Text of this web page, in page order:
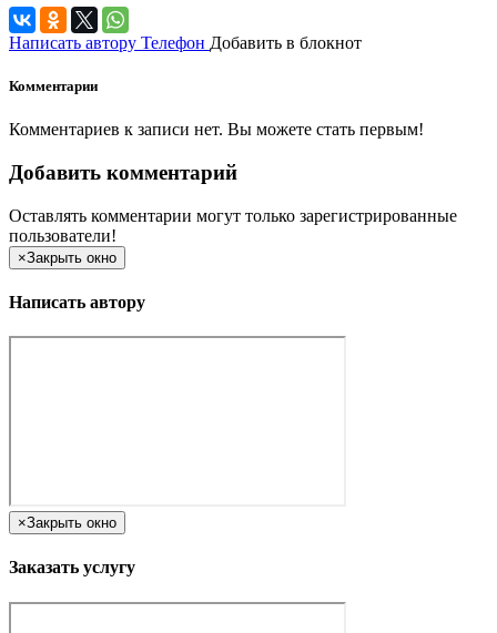
Написать автору Телефон Добавить в блокнот
Комментарии
Комментариев к записи нет. Вы можете стать первым!
Добавить комментарий
Оставлять комментарии могут только зарегистрированные
пользователи!
×Закрыть окно
Написать автору
×Закрыть окно
Заказать услугу